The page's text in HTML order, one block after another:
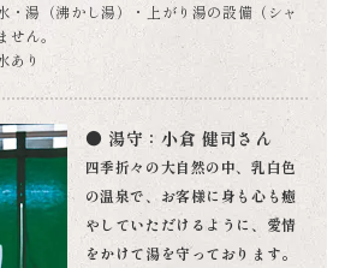
湯（沸かし湯）・上がり湯の設備（シャ
ん。
あり
● 湯守：小倉 健司さん
四季折々の大自然の中、乳白色
の温泉で、お客様に身も心も癒
やしていただけるように、愛情
をかけて湯を守っております。